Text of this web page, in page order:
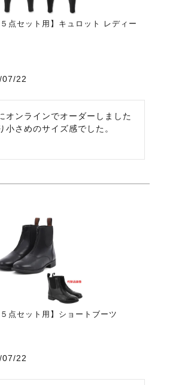
点セット用】キュロット レディー
07/22
オンラインでオーダーしました
小さめのサイズ感でした。
点セット用】ショートブーツ
07/22